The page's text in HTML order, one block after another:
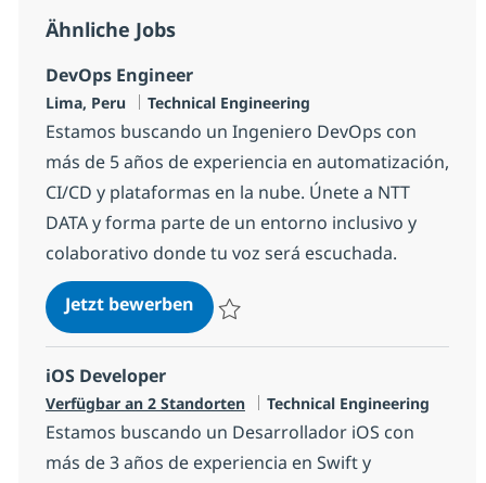
Ähnliche Jobs
DevOps Engineer
Standort
Lima, Peru Kategorie
Technical Engineering
Estamos buscando un Ingeniero DevOps con
más de 5 años de experiencia en automatización,
CI/CD y plataformas en la nube. Únete a NTT
DATA y forma parte de un entorno inclusivo y
colaborativo donde tu voz será escuchada.
Jetzt bewerbenDevOps Engineer
iOS Developer
Verfügbar an 2 Standorten Kategorie
Technical Engineering
Estamos buscando un Desarrollador iOS con
más de 3 años de experiencia en Swift y